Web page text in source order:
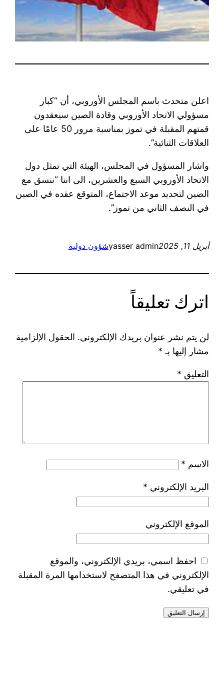
اعلن متحدث باسم المجلس الأوروبي، أن “كبار
مسؤولي الاتحاد الأوروبي وقادة الصين سيعقدون
قمتهم المقبلة في تموز بمناسبة مرور 50 عامًا على
العلاقات الثنائية”.
واشار المسؤول في المجلس، الهيئة التي تمثل دول
الاتحاد الأوروبي السبع والعشرين، الى اننا “ننسق مع
الصين لتحديد موعد الاجتماع، المتوقع عقده في الصين
في النصف الثاني من تموز”.
أبريل 11, 2025 yasser adminشؤون دولية
اترك تعليقاً
لن يتم نشر عنوان بريدك الإلكتروني. الحقول الإلزامية
مشار إليها بـ *
التعليق *
الاسم *
البريد الإلكتروني *
الموقع الإلكتروني
احفظ اسمي، بريدي الإلكتروني، والموقع
الإلكتروني في هذا المتصفح لاستخدامها المرة المقبلة
في تعليقي.